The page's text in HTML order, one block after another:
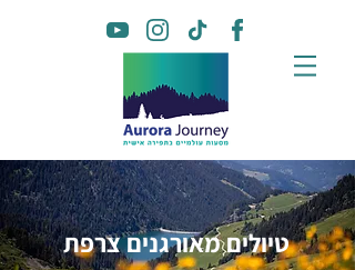
טיולים מאורגנים צרפת